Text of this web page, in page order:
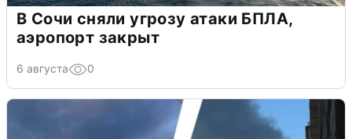
В Сочи сняли угрозу атаки БПЛА,
аэропорт закрыт
6 августа 0